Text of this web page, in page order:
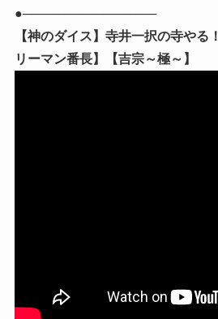
●───────────────
【神のダイス】寺井一択の寺やる
リーマン番長】【吉宗～極～】